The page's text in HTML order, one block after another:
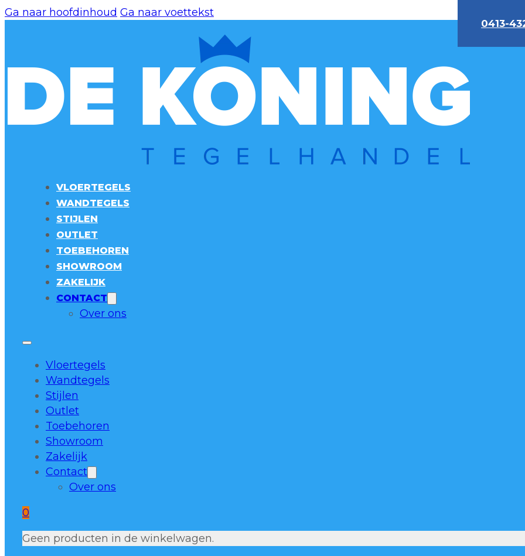
Ga naar hoofdinhoud Ga naar voettekst
0413-
VLOERTEGELS
WANDTEGELS
STIJLEN
OUTLET
TOEBEHOREN
SHOWROOM
ZAKELIJK
CONTACT
Over ons
Vloertegels
Wandtegels
Stijlen
Outlet
Toebehoren
Showroom
Zakelijk
Contact
Over ons
0
Geen producten in de winkelwagen.